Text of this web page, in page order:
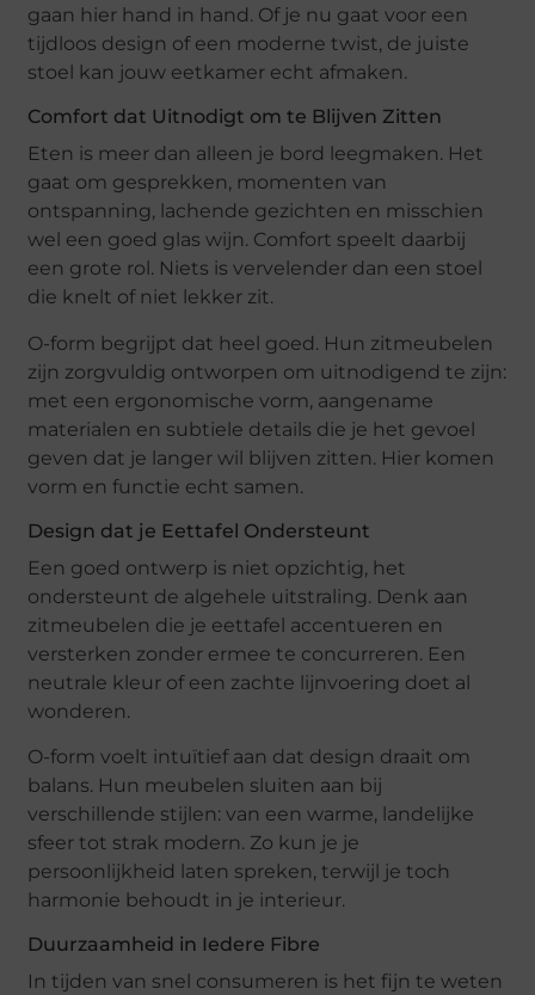
gaan hier hand in hand. Of je nu gaat voor een
tijdloos design of een moderne twist, de juiste
stoel kan jouw eetkamer echt afmaken.
Comfort dat Uitnodigt om te Blijven Zitten
Eten is meer dan alleen je bord leegmaken. Het
gaat om gesprekken, momenten van
ontspanning, lachende gezichten en misschien
wel een goed glas wijn. Comfort speelt daarbij
een grote rol. Niets is vervelender dan een stoel
die knelt of niet lekker zit.
O-form begrijpt dat heel goed. Hun zitmeubelen
zijn zorgvuldig ontworpen om uitnodigend te zijn:
met een ergonomische vorm, aangename
materialen en subtiele details die je het gevoel
geven dat je langer wil blijven zitten. Hier komen
vorm en functie echt samen.
Design dat je Eettafel Ondersteunt
Een goed ontwerp is niet opzichtig, het
ondersteunt de algehele uitstraling. Denk aan
zitmeubelen die je eettafel accentueren en
versterken zonder ermee te concurreren. Een
neutrale kleur of een zachte lijnvoering doet al
wonderen.
O-form voelt intuïtief aan dat design draait om
balans. Hun meubelen sluiten aan bij
verschillende stijlen: van een warme, landelijke
sfeer tot strak modern. Zo kun je je
persoonlijkheid laten spreken, terwijl je toch
harmonie behoudt in je interieur.
Duurzaamheid in Iedere Fibre
In tijden van snel consumeren is het fijn te weten